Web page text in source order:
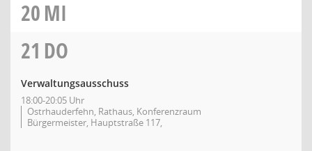
20MI
21 DO
Verwaltungsausschuss
18:00-20:05 Uhr
Ostrhauderfehn, Rathaus, Konferenzraum
Bürgermeister, Hauptstraße 117,